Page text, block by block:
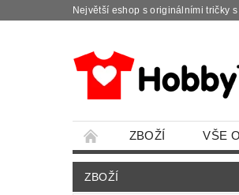
Největší eshop s originálními tričky
ZBOŽÍ VŠE
ZBOŽÍ